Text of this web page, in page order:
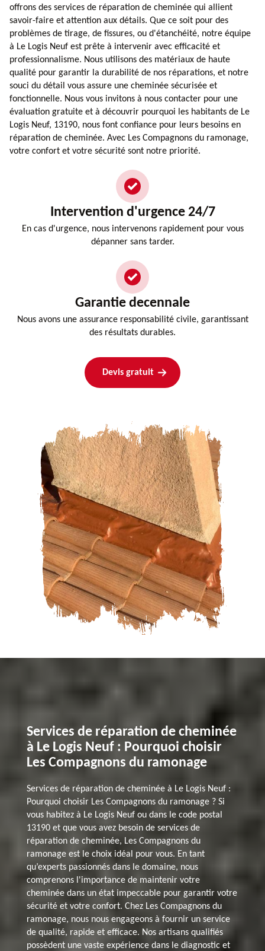
offrons des services de réparation de cheminée qui allient
savoir-faire et attention aux détails. Que ce soit pour des
problèmes de tirage, de fissures, ou d'étanchéité, notre équipe
à Le Logis Neuf est prête à intervenir avec efficacité et
professionnalisme. Nous utilisons des matériaux de haute
qualité pour garantir la durabilité de nos réparations, et notre
souci du détail vous assure une cheminée sécurisée et
fonctionnelle. Nous vous invitons à nous contacter pour une
évaluation gratuite et à découvrir pourquoi les habitants de Le
Logis Neuf, 13190, nous font confiance pour leurs besoins en
réparation de cheminée. Avec Les Compagnons du ramonage,
votre confort et votre sécurité sont notre priorité.
Intervention d'urgence 24/7
En cas d'urgence, nous intervenons rapidement pour vous
dépanner sans tarder.
Garantie decennale
Nous avons une assurance responsabilité civile, garantissant
des résultats durables.
Devis gratuit
Services de réparation de cheminée
à Le Logis Neuf : Pourquoi choisir
Les Compagnons du ramonage
Services de réparation de cheminée à Le Logis Neuf :
Pourquoi choisir Les Compagnons du ramonage ? Si
vous habitez à Le Logis Neuf ou dans le code postal
13190 et que vous avez besoin de services de
réparation de cheminée, Les Compagnons du
ramonage est le choix idéal pour vous. En tant
qu’experts passionnés dans le domaine, nous
comprenons l'importance de maintenir votre
cheminée dans un état impeccable pour garantir votre
sécurité et votre confort. Chez Les Compagnons du
ramonage, nous nous engageons à fournir un service
de qualité, rapide et efficace. Nos artisans qualifiés
possèdent une vaste expérience dans le diagnostic et